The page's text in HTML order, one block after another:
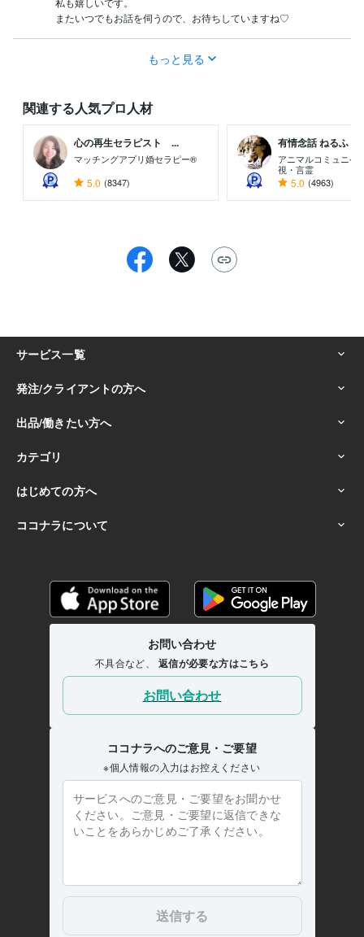
またいつでもお話を伺うので、お待ちしていますね♡
もっと見る
関連する人気プロ人材
心の再生セラピスト ...
マッチングアプリ婚セラピー®
5.0 (8347)
有情念話 ねるふ
アニマルコミュニケ
視・言霊
5.0 (4963)